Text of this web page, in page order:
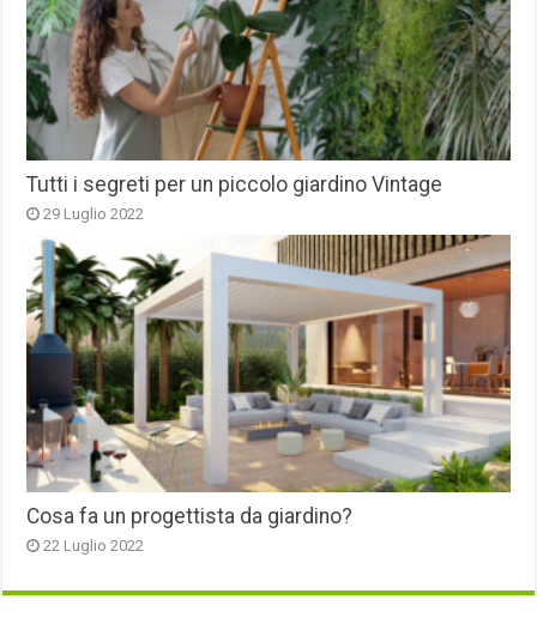
Tutti i segreti per un piccolo giardino Vintage
29 Luglio 2022
Cosa fa un progettista da giardino?
22 Luglio 2022